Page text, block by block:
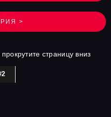
>
страницу вниз